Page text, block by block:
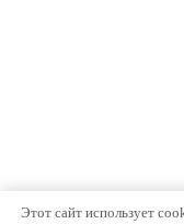
Этот сайт использует